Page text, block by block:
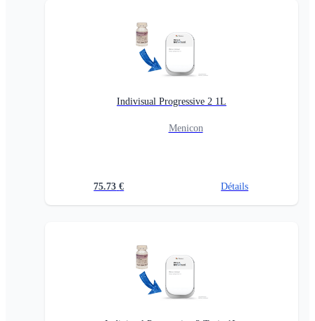
Indivisual Progressive 2 1L
Menicon
75.73 € Détails